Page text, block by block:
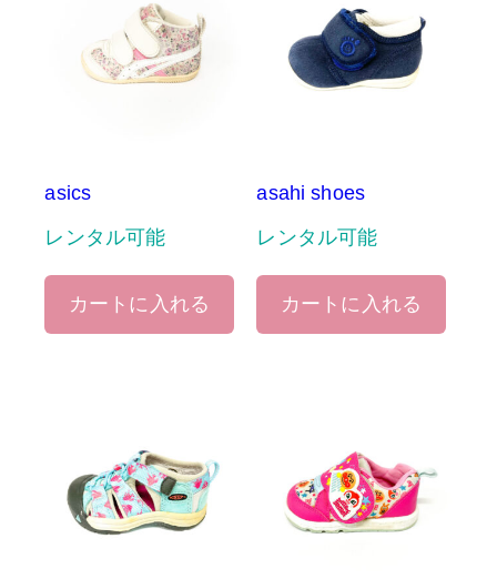
asics
レンタル可能
カートに入れる
asahi shoes
レンタル可能
カートに入れる